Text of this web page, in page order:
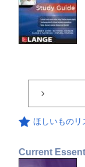
ほしいものリ
Current